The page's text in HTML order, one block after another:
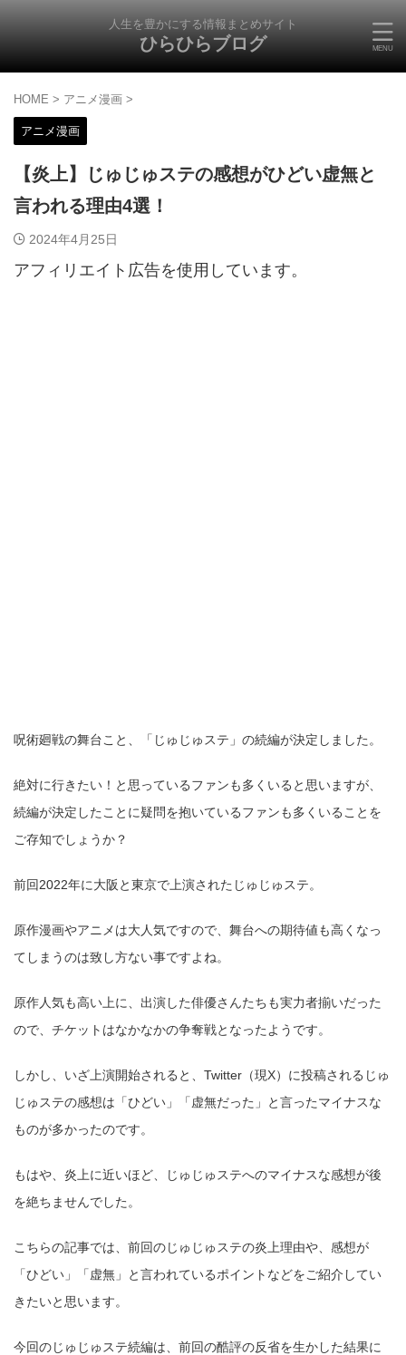
人生を豊かにする情報まとめサイト
ひらひらブログ
HOME > アニメ漫画 >
アニメ漫画
【炎上】じゅじゅステの感想がひどい虚無と
言われる理由4選！
2024年4月25日
アフィリエイト広告を使用しています。
呪術廻戦の舞台こと、「じゅじゅステ」の続編が決定しました。
絶対に行きたい！と思っているファンも多くいると思いますが、
続編が決定したことに疑問を抱いているファンも多くいることを
ご存知でしょうか？
前回2022年に大阪と東京で上演されたじゅじゅステ。
原作漫画やアニメは大人気ですので、舞台への期待値も高くなっ
てしまうのは致し方ない事ですよね。
原作人気も高い上に、出演した俳優さんたちも実力者揃いだった
ので、チケットはなかなかの争奪戦となったようです。
しかし、いざ上演開始されると、Twitter（現X）に投稿されるじゅ
じゅステの感想は「ひどい」「虚無だった」と言ったマイナスな
ものが多かったのです。
もはや、炎上に近いほど、じゅじゅステへのマイナスな感想が後
を絶ちませんでした。
こちらの記事では、前回のじゅじゅステの炎上理由や、感想が
「ひどい」「虚無」と言われているポイントなどをご紹介してい
きたいと思います。
今回のじゅじゅステ続編は、前回の酷評の反省を生かした結果に